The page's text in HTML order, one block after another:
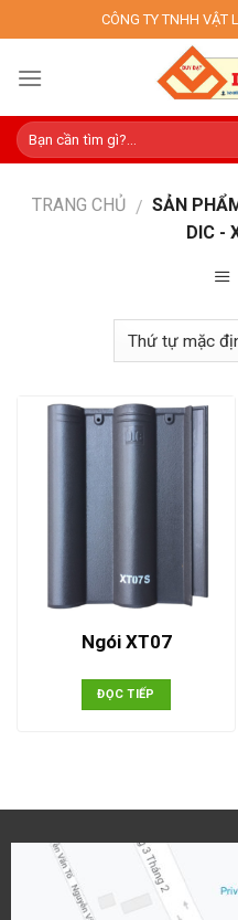
to
content
CÔNG TY TNHH VẬT
TRANG CHỦ / SẢN
DIC -
Ngói XT07
ĐỌC TIẾP